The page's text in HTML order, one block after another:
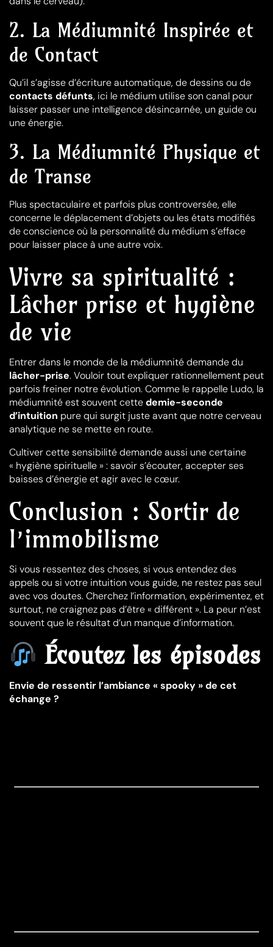
2. La Médiumnité Inspirée et
de Contact
Qu’il s’agisse d’écriture automatique, de dessins ou de
contacts défunts, ici le médium utilise son canal pour
laisser passer une intelligence désincarnée, un guide ou
une énergie.
3. La Médiumnité Physique et
de Transe
Plus spectaculaire et parfois plus controversée, elle
concerne le déplacement d’objets ou les états modifiés
de conscience où la personnalité du médium s’efface
pour laisser place à une autre voix.
Vivre sa spiritualité :
Lâcher prise et hygiène
de vie
Entrer dans le monde de la médiumnité demande du
lâcher-prise. Vouloir tout expliquer rationnellement peut
parfois freiner notre évolution. Comme le rappelle Ludo, la
médiumnité est souvent cettedemie-seconde
d’intuition pure qui surgit juste avant que notre cerveau
analytique ne se mette en route.
Cultiver cette sensibilité demande aussi une certaine
« hygiène spirituelle » : savoir s’écouter, accepter ses
baisses d’énergie et agir avec le cœur.
Conclusion : Sortir de
l’immobilisme
Si vous ressentez des choses, si vous entendez des
appels ou si votre intuition vous guide, ne restez pas seul
avec vos doutes. Cherchez l’information, expérimentez, et
surtout, ne craignez pas d’être « différent ». La peur n’est
souvent que le résultat d’un manque d’information.
Écoutez les épisodes
Envie de ressentir l’ambiance « spooky » de cet
échange ?